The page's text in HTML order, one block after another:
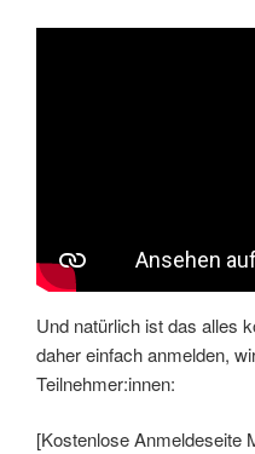
Und natürlich ist das alles
daher einfach anmelden,
Teilnehmer:innen:
[Kostenlose Anmeldeseite